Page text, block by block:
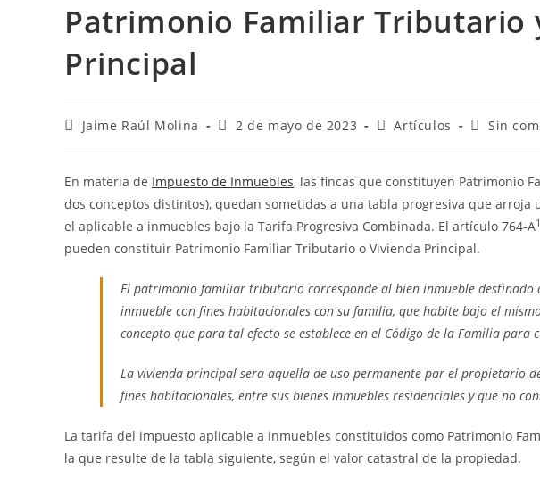
Patrimonio Familiar Tributario
Principal
Jaime Raúl Molina 2 de mayo de 2023 Artículos Sin
En materia de Impuesto de Inmuebles, las fincas que constituyen Patrimonio
dos conceptos distintos), quedan sometidas a una tabla progresiva que
el aplicable a inmuebles bajo la Tarifa Progresiva Combinada. El artículo 764-A1
pueden constituir Patrimonio Familiar Tributario o Vivienda Principal.
El patrimonio familiar tributario corresponde al bien inmueble
inmueble con fines habitacionales con su familia, que habite bajo el
concepto que para tal efecto se establece en el Código de la Familia
La vivienda principal sera aquella de uso permanente par el propietario
fines habitacionales, entre sus bienes inmuebles residenciales y que no
La tarifa del impuesto aplicable a inmuebles constituidos como Patrimonio
la que resulte de la tabla siguiente, según el valor catastral de la propiedad.